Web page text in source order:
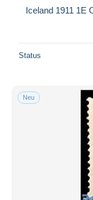
Iceland 1911 1E
Status
Neu